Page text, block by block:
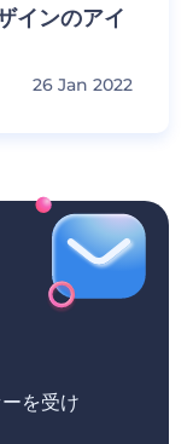
インのアイ
26 Jan 2022
を受け